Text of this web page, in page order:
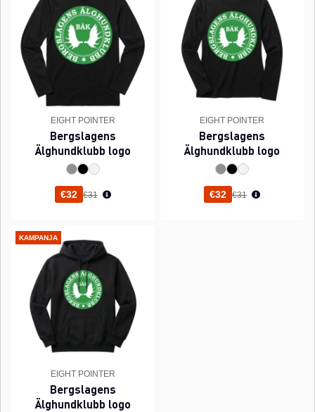
EIGHT POINTER
Bergslagens
Älghundklubb logo
€32 Normaali hinta
€31
EIGHT POINTER
Bergslagens
Älghundklubb logo
€32 Normaali hinta
€31
KAMPANJA
EIGHT POINTER
Bergslagens
Älghundklubb logo